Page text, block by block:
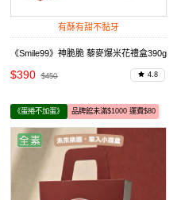
有酥有甜不黏牙
《Smile99》神脆脆 藜麥爆米花禮盒390g
$390 $450 4.8
《蛋捲不加蛋》 品牌館未滿$1000 運費$80